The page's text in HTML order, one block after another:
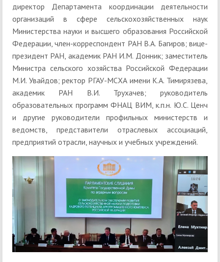
директор Департамента координации деятельности
организаций в сфере сельскохозяйственных наук
Министерства науки и высшего образования Российской
Федерации, член-корреспондент РАН В.А. Багиров; вице-
президент РАН, академик РАН И.М. Донник; заместитель
Министра сельского хозяйства Российской Федерации
М.И. Увайдов; ректор РГАУ-МСХА имени К.А. Тимирязева,
академик РАН В.И. Трухачев; руководитель
образовательных программ ФНАЦ ВИМ, к.п.н. Ю.С. Ценч
и другие руководители профильных министерств и
ведомств, представители отраслевых ассоциаций,
предприятий отрасли, научных и учебных учреждений.